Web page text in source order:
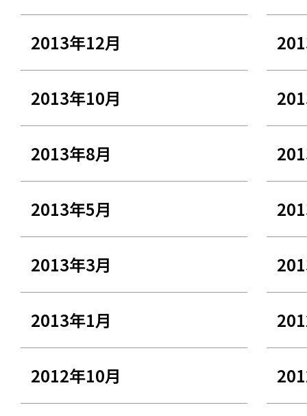
2013年12月
2013年10月
2013年8月
2013年5月
2013年3月
2013年1月
2012年10月